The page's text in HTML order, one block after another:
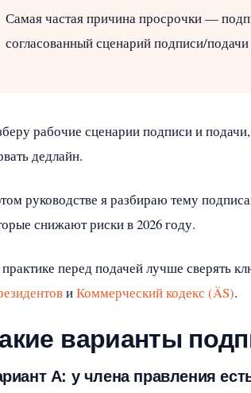
Самая частая причина просрочки —
согласованный сценарий подписи/
рабочие сценарии подписи и
дедлайн.
руководстве я разбираю тему
снижают риски в 2026 году.
перед подачей лучше сверять
иКоммерческий кодекс (ÄS).
варианты
A: у члена правления